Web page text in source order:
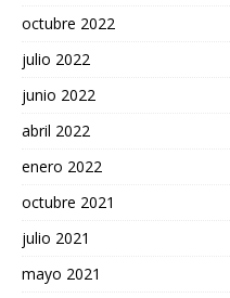
octubre 2022
julio 2022
junio 2022
abril 2022
enero 2022
octubre 2021
julio 2021
mayo 2021